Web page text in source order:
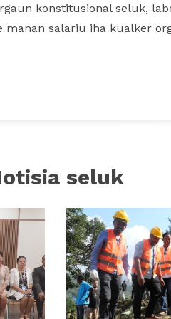
konstitusional seluk,
salariu iha kualker
seluk